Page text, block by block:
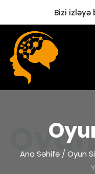
Bizi izləyə
Ana Səhifə / Oyun